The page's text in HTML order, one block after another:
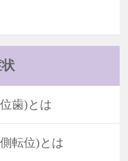
歯)とは
転位)とは